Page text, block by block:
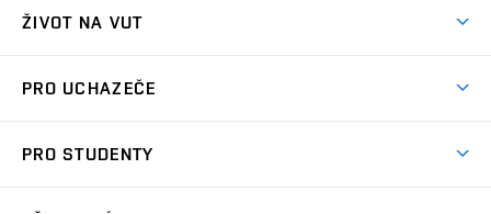
ŽIVOT NA VUT
Koleje
PRO UCHAZEČE
PRO STUDENTY